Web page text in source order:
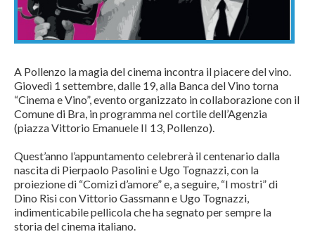
A Pollenzo la magia del cinema incontra il piacere del vino.
Giovedì 1 settembre, dalle 19, alla Banca del Vino torna
“Cinema e Vino”, evento organizzato in collaborazione con il
Comune di Bra, in programma nel cortile dell’Agenzia
(piazza Vittorio Emanuele II 13, Pollenzo).
Quest’anno l’appuntamento celebrerà il centenario dalla
nascita di Pierpaolo Pasolini e Ugo Tognazzi, con la
proiezione di “Comizi d’amore” e, a seguire, “I mostri” di
Dino Risi con Vittorio Gassmann e Ugo Tognazzi,
indimenticabile pellicola che ha segnato per sempre la
storia del cinema italiano.